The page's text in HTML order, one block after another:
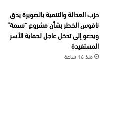
حزب العدالة والتنمية بالصويرة يدق
ناقوس الخطر بشأن مشروع “نسمة”
ويدعو إلى تدخل عاجل لحماية الأسر
المستفيدة
منذ 16 ساعة